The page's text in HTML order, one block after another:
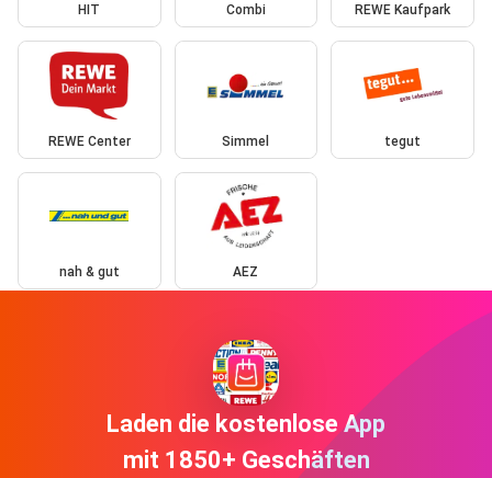
HIT Combi REWE Kaufpark
REWE Center Simmel tegut
nah & gut AEZ
Laden die kostenlose App
mit 1850+ Geschäften